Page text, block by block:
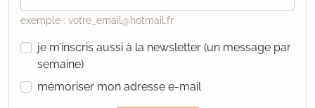
exemple : votre_email@hotmail.fr
je m’inscris aussi à la newsletter (un message par
semaine)
mémoriser mon adresse e-mail